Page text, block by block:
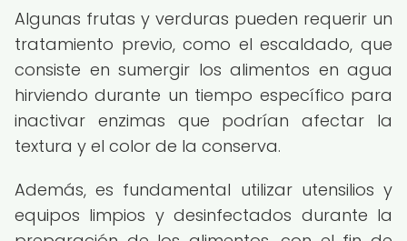
Algunas frutas y verduras pueden requerir un
tratamiento previo, como el escaldado, que
consiste en sumergir los alimentos en agua
hirviendo durante un tiempo específico para
inactivar enzimas que podrían afectar la
textura y el color de la conserva.
Además, es fundamental utilizar utensilios y
equipos limpios y desinfectados durante la